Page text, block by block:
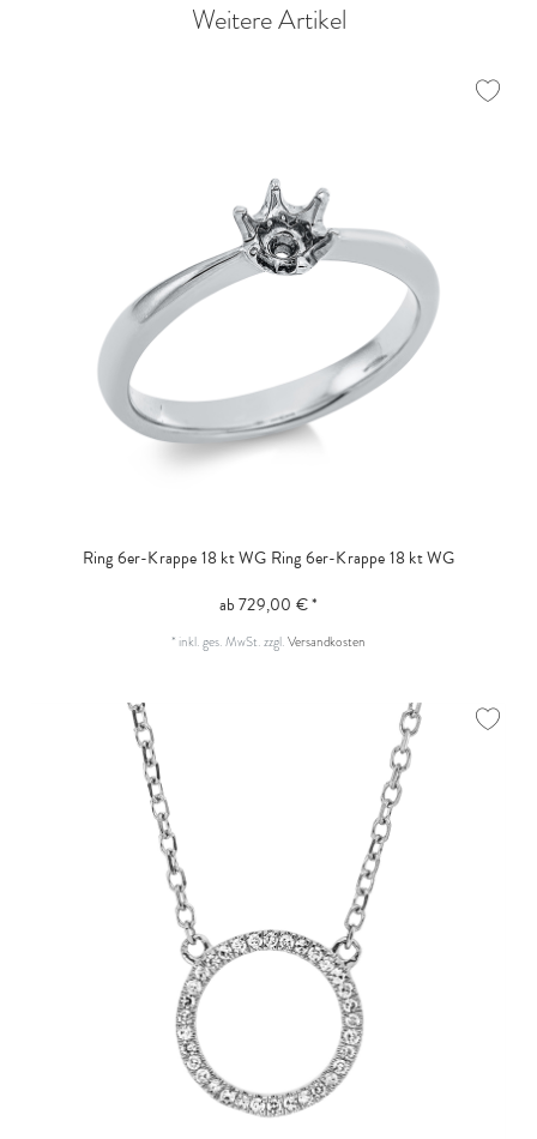
Weitere Artikel
Ring 6er-Krappe 18 kt WG Ring 6er-Krappe 18 kt WG
ab 729,00 € *
* inkl. ges. MwSt.zzgl.Versandkosten